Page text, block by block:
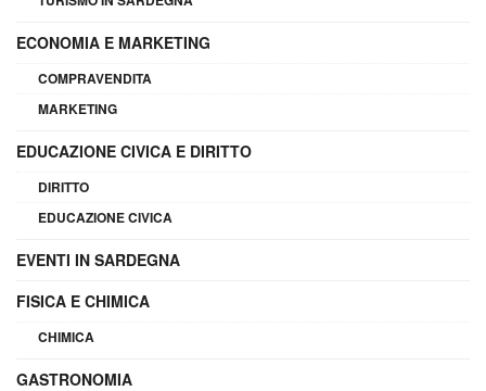
ECONOMIA E MARKETING
COMPRAVENDITA
MARKETING
EDUCAZIONE CIVICA E DIRITTO
DIRITTO
EDUCAZIONE CIVICA
EVENTI IN SARDEGNA
FISICA E CHIMICA
CHIMICA
GASTRONOMIA